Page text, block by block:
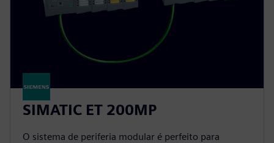
SIMATIC ET 200MP
O sistema de periferia modular é perfeito para